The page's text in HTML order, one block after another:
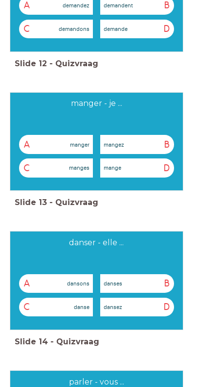
A demandez B
demandent
C demandons D
demande
Slide 12 - Quizvraag
manger - je ...
A manger B
mangez
C manges D
mange
Slide 13 - Quizvraag
danser - elle ...
A dansons B
danses
C danse D
dansez
Slide 14 - Quizvraag
parler - vous ...